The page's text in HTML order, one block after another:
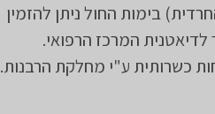
בימות החול ניתן להזמין
המרכז הרפואי.
כשרותית ע"י מחלקת הרבנות.